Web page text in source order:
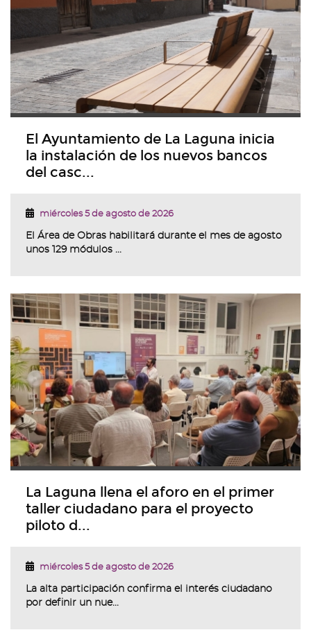
El Ayuntamiento de La Laguna inicia
la instalación de los nuevos bancos
del casc...
miércoles 5 de agosto de 2026
El Área de Obras habilitará durante el mes de agosto
unos 129 módulos ...
La Laguna llena el aforo en el primer
taller ciudadano para el proyecto
piloto d...
miércoles 5 de agosto de 2026
La alta participación confirma el interés ciudadano
por definir un nue...